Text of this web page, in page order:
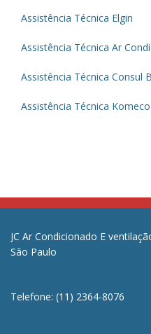
Assistência Técnica Elgin
Assistência Técnica Ar
Assistência Técnica Consul
Assistência Técnica Komeco
JC Ar Condicionado E
São Paulo
Telefone: (11) 2364-8076